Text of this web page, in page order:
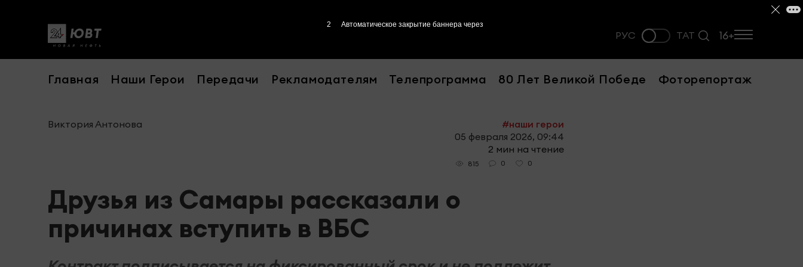
РУС ТАТ 16+
Главная Наши Герои Передачи Рекламодателям Телепрограмма 80 Лет Великой Победе Фоторепортаж
Виктория Антонова
#наши герои
05 февраля 2026, 09:44
2 мин на чтение
815 0 0
Друзья из Самары рассказали о
причинах вступить в ВБС